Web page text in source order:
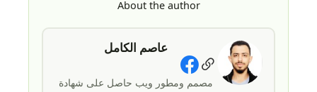
About the author
عاصم الكامل
Social Links
مصمم ومطور ويب حاصل على شهادة